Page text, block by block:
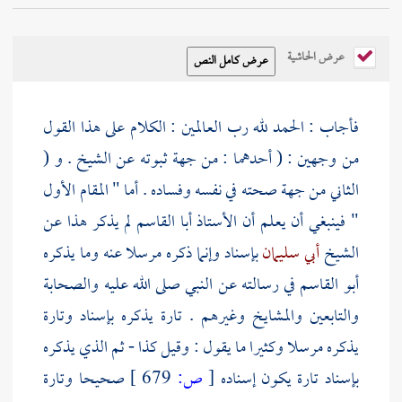
عرض الحاشية
فأجاب : الحمد لله رب العالمين : الكلام على هذا القول
من وجهين : ( أحدهما : من جهة ثبوته عن الشيخ . و (
الثاني من جهة صحته في نفسه وفساده . أما " المقام الأول
" فينبغي أن يعلم أن الأستاذأبا القاسم لم يذكر هذا عن
الشيخأبي سليمانبإسناد وإنما ذكره مرسلا عنه وما يذكره
أبو القاسمفي رسالته عن النبي صلى الله عليه والصحابة
والتابعين والمشايخ وغيرهم . تارة يذكره بإسناد وتارة
يذكره مرسلا وكثيرا ما يقول : وقيل كذا - ثم الذي يذكره
بإسناد تارة يكون إسناده [ص:
صحيحا وتارة